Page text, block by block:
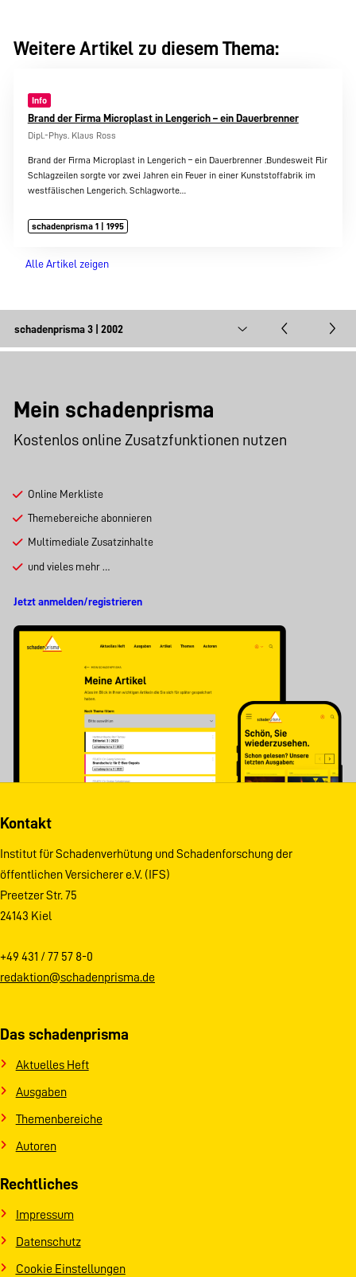
Weitere Artikel zu diesem Thema:
Info
Brand der Firma Microplast in Lengerich – ein Dauerbrenner
Dipl.-Phys. Klaus Ross
Brand der Firma Microplast in Lengerich – ein Dauerbrenner .Bundesweit Flir
Schlagzeilen sorgte vor zwei Jahren ein Feuer in einer Kunststoffabrik im
westfälischen Lengerich. Schlagworte…
schadenprisma 1 | 1995
Alle Artikel zeigen
Mein schadenprisma
Kostenlos online Zusatzfunktionen nutzen
Online Merkliste
Themebereiche abonnieren
Multimediale Zusatzinhalte
und vieles mehr …
Jetzt anmelden/registrieren
Kontakt
Institut für Schadenverhütung und Schadenforschung der
öffentlichen Versicherer e.V. (IFS)
Preetzer Str. 75
24143 Kiel
+49 431 / 77 57 8-0
redaktion@schadenprisma.de
Das schadenprisma
Aktuelles Heft
Ausgaben
Themenbereiche
Autoren
Rechtliches
Impressum
Datenschutz
Cookie Einstellungen